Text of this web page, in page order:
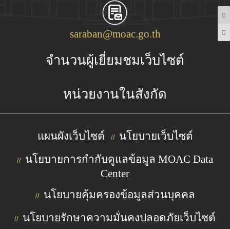
saraban@moac.go.th
จำนวนผู้เยี่ยมชมเว็บไซต์
หน่วยงานในสังกัด
แผนผังเว็บไซต์ // นโยบายเว็บไซต์
// นโยบายการกำกับดูแลข้อมูล MOAC Data
Center
// นโยบายคุ้มครองข้อมูลส่วนบุคคล
// นโยบายรักษาความมั่นคงปลอดภัยเว็บไซต์